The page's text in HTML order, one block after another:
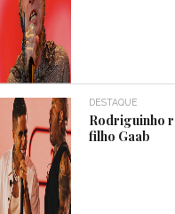
DESTAQUE
Rodriguinho
filho Gaab